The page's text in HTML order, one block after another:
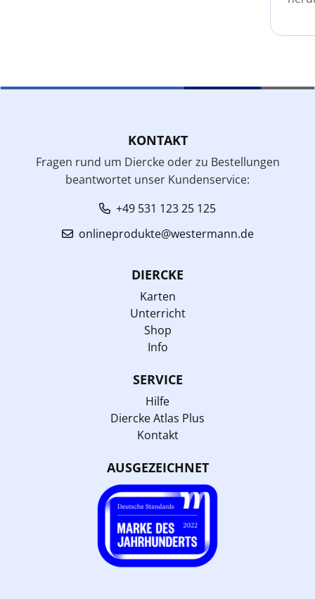
KONTAKT
Fragen rund um Diercke oder zu Bestellungen
beantwortet unser Kundenservice:
+49 531 123 25 125
onlineprodukte@westermann.de
DIERCKE
Karten
Unterricht
Shop
Info
SERVICE
Hilfe
Diercke Atlas Plus
Kontakt
AUSGEZEICHNET